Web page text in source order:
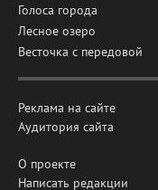
Голоса города
Лесное озеро
Весточка с передовой
Реклама на сайте
Аудитория сайта
О проекте
Написать редакции